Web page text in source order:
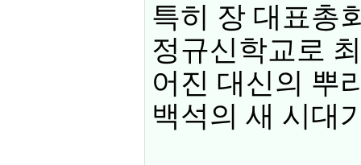
특히 장 대표총
정규신학교로
어진 대신의 뿌
백석의 새 시대